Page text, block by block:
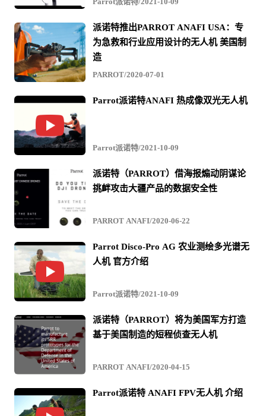
派诺特推出PARROT ANAFI USA：专
为急救和行业应用设计的无人机 美国制
造
PARROT/2020-07-01
Parrot派诺特ANAFI 热成像双光无人机
Parrot派诺特/2021-10-09
派诺特（PARROT）借海报煽动阴谋论
挑衅攻击大疆产品的数据安全性
PARROT ANAFI/2020-06-22
Parrot Disco-Pro AG 农业测绘多光谱无
人机 官方介绍
Parrot派诺特/2021-10-09
派诺特（PARROT）将为美国军方打造
基于美国制造的短程侦查无人机
PARROT ANAFI/2020-04-15
Parrot派诺特 ANAFI FPV无人机 介绍